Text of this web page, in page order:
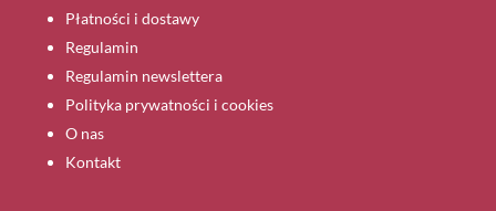
Płatności i dostawy
Regulamin
Regulamin newslettera
Polityka prywatności i cookies
O nas
Kontakt